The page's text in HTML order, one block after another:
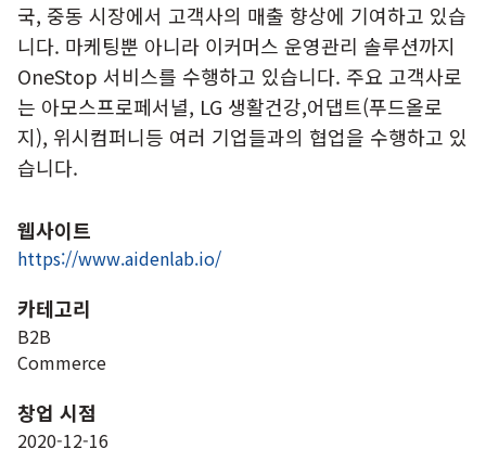
국, 중동 시장에서 고객사의 매출 향상에 기여하고 있습
니다. 마케팅뿐 아니라 이커머스 운영관리 솔루션까지
OneStop 서비스를 수행하고 있습니다. 주요 고객사로
는 아모스프로페서녈, LG 생활건강,어댑트(푸드올로
지), 위시컴퍼니등 여러 기업들과의 협업을 수행하고 있
습니다.
웹사이트
https://www.aidenlab.io/
카테고리
B2B
Commerce
창업 시점
2020-12-16